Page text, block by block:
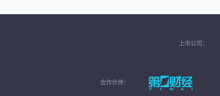
上市公司：
合作伙伴：